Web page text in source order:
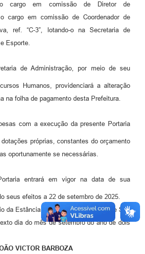
cargo em comissão de Diretor de
o cargo em comissão de Coordenador de
ref. “C-3”, lotando-o na Secretaria de
Esporte.
de Administração, por meio de seu
Humanos, providenciará a alteração
na folha de pagamento desta Prefeitura.
com a execução da presente Portaria
próprias, constantes do orçamento
oportunamente se necessárias.
entrará em vigor na data de sua
seus efeitos a 22 de setembro de 2025.
da Estância Hidromineral de Águas de São
dia do mês de setembro do ano de dois
VICTOR BARBOZA